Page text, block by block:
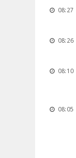
08:27
08:26
08:10
08:05